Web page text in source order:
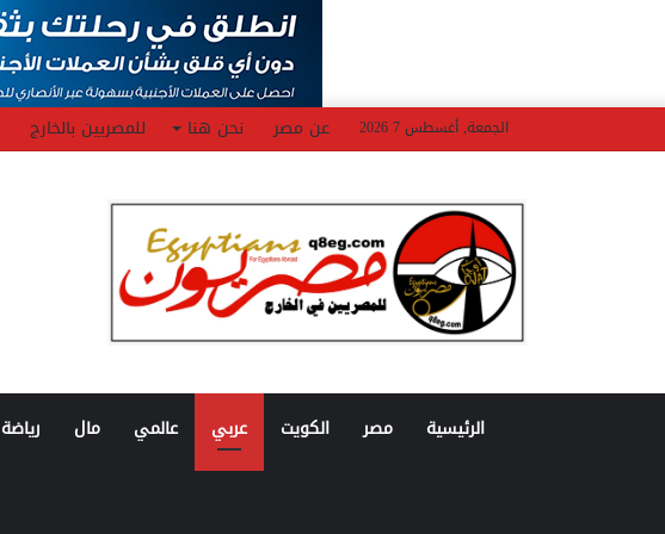
الجمعة, أغسطس 7 2026 عن مصر نحن هنا للمصريين بالخارج
الرئيسية مصر الكويت عربي عالمي مال رياضة